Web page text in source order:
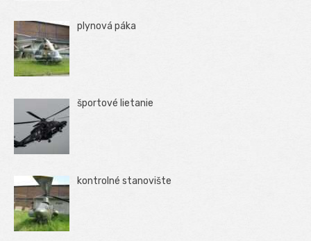
plynová páka
športové lietanie
kontrolné stanovište